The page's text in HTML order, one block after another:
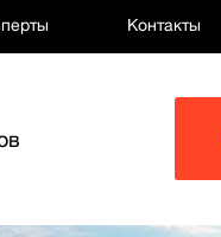
Контакты